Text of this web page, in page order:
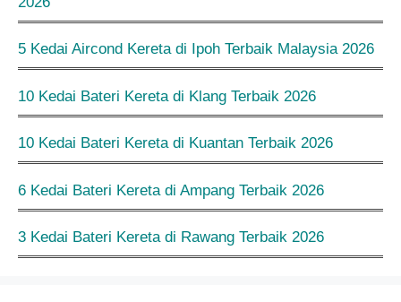
5 Kedai Aircond Kereta di Ipoh Terbaik Malaysia 2026
10 Kedai Bateri Kereta di Klang Terbaik 2026
10 Kedai Bateri Kereta di Kuantan Terbaik 2026
6 Kedai Bateri Kereta di Ampang Terbaik 2026
3 Kedai Bateri Kereta di Rawang Terbaik 2026